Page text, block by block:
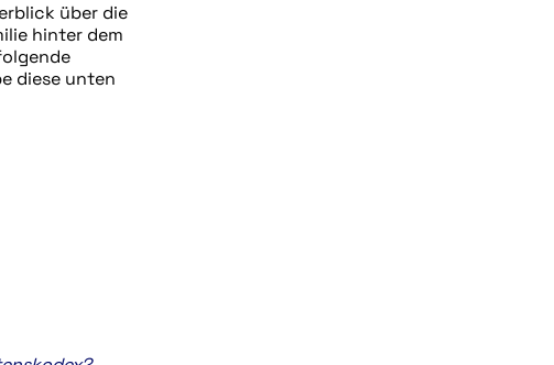
über die
hinter dem
diese unten